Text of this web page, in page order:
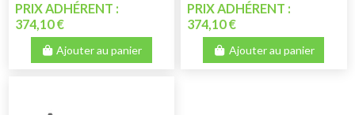
PRIX ADHÉRENT :
374,10 €
Ajouter au panier
PRIX ADHÉRENT :
374,10 €
Ajouter au panier